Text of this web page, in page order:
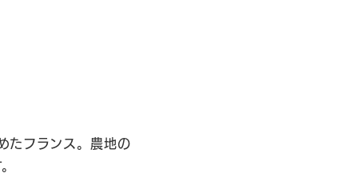
たフランス。農地の